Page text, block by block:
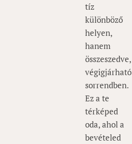
tíz
különböző
helyen,
hanem
összeszedve,
végigjárható
sorrendben.
Ez a te
térképed
oda, ahol a
bevételed